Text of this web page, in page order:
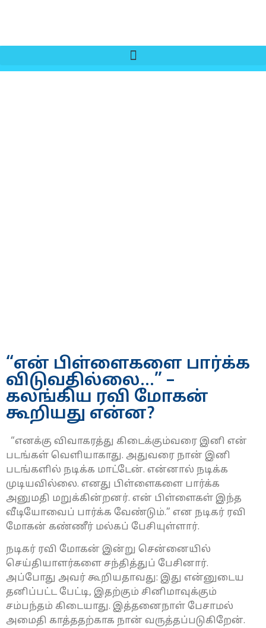
“என் பிள்ளைகளை பார்க்க
விடுவதில்லை…” –
கலங்கிய ரவி மோகன்
கூறியது என்ன?
“எனக்கு விவாகரத்து கிடைக்கும்வரை இனி என்
படங்கள் வெளியாகாது. அதுவரை நான் இனி
படங்களில் நடிக்க மாட்டேன். என்னால் நடிக்க
முடியவில்லை. எனது பிள்ளைகளை பார்க்க
அனுமதி மறுக்கின்றனர். என் பிள்ளைகள் இந்த
வீடியோவைப் பார்க்க வேண்டும்.” என நடிகர் ரவி
மோகன் கண்ணீர் மல்கப் பேசியுள்ளார்.
நடிகர் ரவி மோகன் இன்று சென்னையில்
செய்தியாளர்களை சந்தித்துப் பேசினார்.
அப்போது அவர் கூறியதாவது: இது என்னுடைய
தனிப்பட்ட பேட்டி, இதற்கும் சினிமாவுக்கும்
சம்பந்தம் கிடையாது. இத்தனைநாள் பேசாமல்
அமைதி காத்ததற்காக நான் வருத்தப்படுகிறேன்.